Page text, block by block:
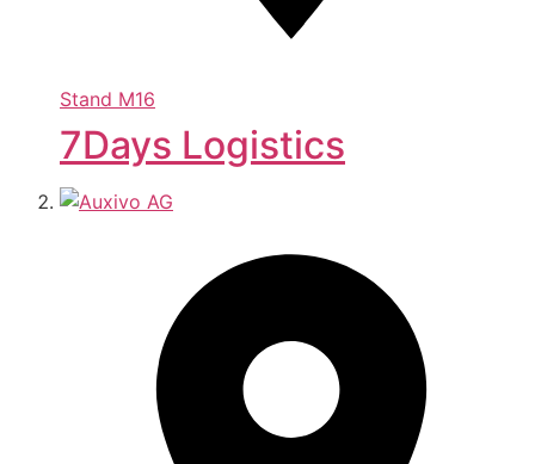
Stand M16
7Days Logistics